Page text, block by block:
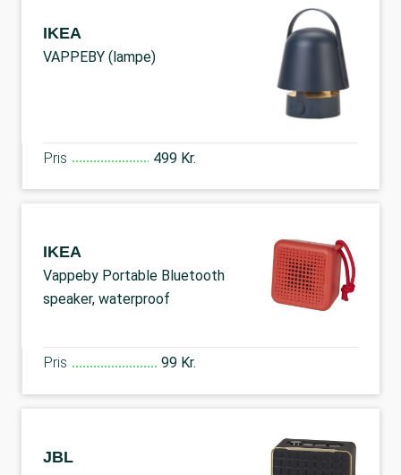
IKEA
VAPPEBY (lampe)
Pris 499 Kr.
IKEA
Vappeby Portable Bluetooth
speaker, waterproof
Pris 99 Kr.
JBL